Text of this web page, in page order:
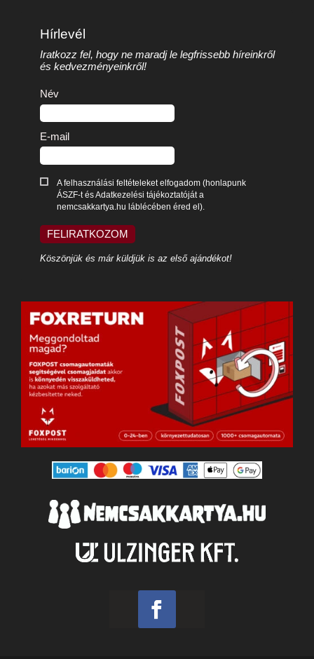
Hírlevél
Iratkozz fel, hogy ne maradj le legfrissebb híreinkről
és kedvezményeinkről!
Név
E-mail
A felhasználási feltételeket elfogadom (honlapunk
ÁSZF-t és Adatkezelési tájékoztatóját a
nemcsakkartya.hu láblécében éred el).
FELIRATKOZOM
Köszönjük és már küldjük is az első ajándékot!